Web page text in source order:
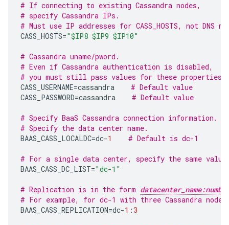
# If connecting to existing Cassandra nodes,
# specify Cassandra IPs.
# Must use IP addresses for CASS_HOSTS, not DNS
CASS_HOSTS="$IP8 $IP9 $IP10"
# Cassandra uname/pword.
# Even if Cassandra authentication is disabled,
# you must still pass values for these properties.
CASS_USERNAME=cassandra
# Default value
CASS_PASSWORD=cassandra # Default value
# Specify BaaS Cassandra connection information.
# Specify the data center name.
BAAS_CASS_LOCALDC=dc-1 # Default is dc-1
# For a single data center, specify the same value as
BAAS_CASS_DC_LIST="dc-1"
# Replication is in the form
# For example, for dc-1 with three Cassandra
BAAS_CASS_REPLICATION=dc-1 :3